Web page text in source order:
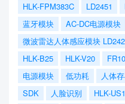
HLK-FPM383C
LD2451
蓝牙模块
AC-DC电源模块
微波雷达人体感应模块
HLK-B25
HLK-V20
电源模块
低功耗 人体
SDK
人脸识别 HLK-